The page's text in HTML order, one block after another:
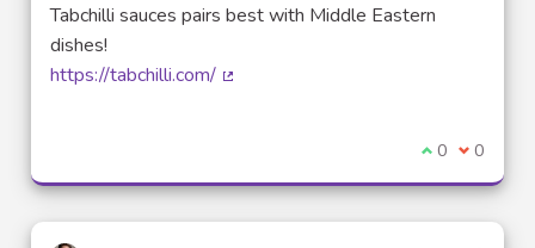
Tabchilli sauces pairs best with Middle Eastern
dishes!
https://tabchilli.com/
Je suis
0 Je ne
0